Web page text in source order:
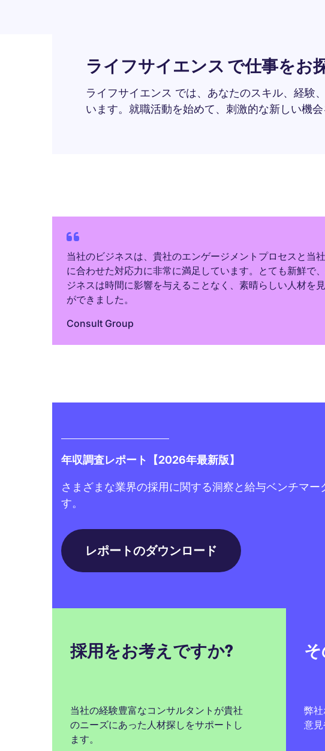
ライフサイエンス で仕事をお
ライフサイエンス では、あなたのスキル、経験
います。就職活動を始めて、刺激的な新しい機会
当社のビジネスは、貴社のエンゲージメントプロセスと当
に合わせた対応力に非常に満足しています。とても新鮮で
ジネスは時間に影響を与えることなく、素晴らしい人材を
ができました。
Consult Group
年収調査レポート【2026年最新版】
さまざまな業界の採用に関する洞察と給与ベンチマー
す。
レポートのダウンロード
採用をお考えですか?
当社の経験豊富なコンサルタントが貴社
のニーズにあった人材探しをサポートし
ます。
弊
意